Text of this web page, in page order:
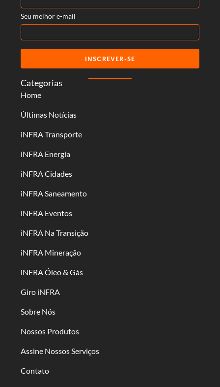
Categorias
Home
Últimas Notícias
iNFRA Transporte
iNFRA Energia
iNFRA Cidades
iNFRA Saneamento
iNFRA Eventos
iNFRA Na Transição
iNFRA Mineração
iNFRA Óleo & Gás
Giro iNFRA
Sobre Nós
Nossos Produtos
Assine Nossos Serviços
Contato
Seu melhor e-mail
INSCREVER-SE